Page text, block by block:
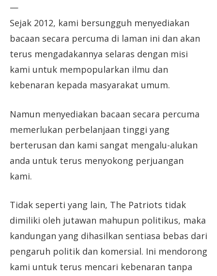
—
Sejak 2012, kami bersungguh menyediakan
bacaan secara percuma di laman ini dan akan
terus mengadakannya selaras dengan misi
kami untuk mempopularkan ilmu dan
kebenaran kepada masyarakat umum.
Namun menyediakan bacaan secara percuma
memerlukan perbelanjaan tinggi yang
berterusan dan kami sangat mengalu-alukan
anda untuk terus menyokong perjuangan
kami.
Tidak seperti yang lain, The Patriots tidak
dimiliki oleh jutawan mahupun politikus, maka
kandungan yang dihasilkan sentiasa bebas dari
pengaruh politik dan komersial. Ini mendorong
kami untuk terus mencari kebenaran tanpa